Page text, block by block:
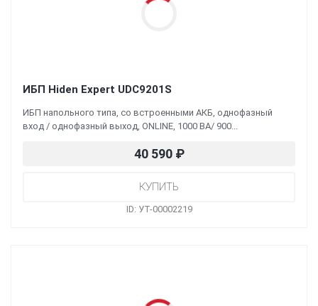
ИБП Hiden Expert UDC9201S
ИБП напольного типа, со встроенными АКБ, однофазный
вход / однофазный выход, ONLINE, 1000 ВА/ 900...
40 590 ₽
ID: УТ-00002219